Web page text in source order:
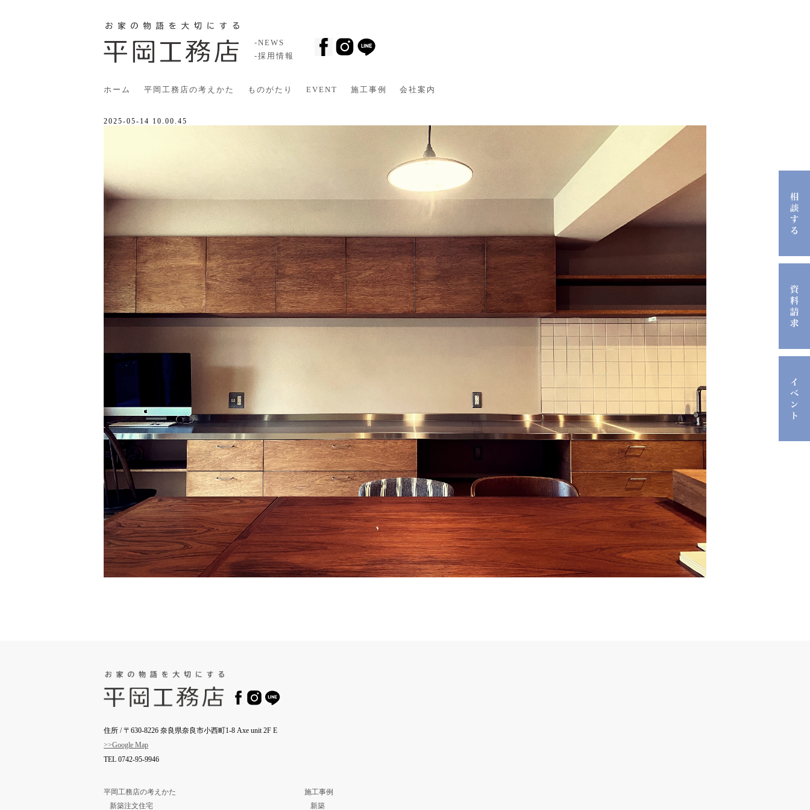
-NEWS
-採用情報
ホーム 平岡工務店の考えかた ものがたり EVENT 施工事例 会社案内
2025-05-14 10.00.45
住所 / 〒630-8226 奈良県奈良市小西町1-8 Axe unit 2F E
>>Google Map
TEL 0742-95-9946
平岡工務店の考えかた
新築注文住宅
施工事例
新築